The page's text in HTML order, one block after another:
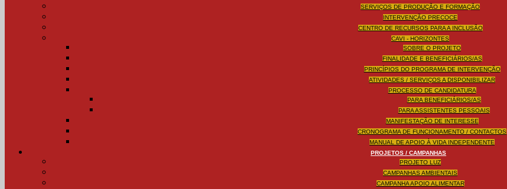
SERVIÇOS DE PRODUÇÃO E FORMAÇÃO
INTERVENÇÃO PRECOCE
CENTRO DE RECURSOS PARA A INCLUSÃO
CAVI - HORIZONTES
SOBRE O PROJETO
FINALIDADE E BENEFICIÁRIOS/AS
PRINCÍPIOS DO PROGRAMA DE INTERVENÇÃO
ATIVIDADES / SERVIÇOS A DISPONIBILIZAR
PROCESSO DE CANDIDATURA
PARA BENEFICIÁRIOS/AS
PARA ASSISTENTES PESSOAIS
MANIFESTAÇÃO DE INTERESSE
CRONOGRAMA DE FUNCIONAMENTO / CONTACTOS
MANUAL DE APOIO À VIDA INDEPENDENTE
PROJETOS / CAMPANHAS
PROJETO LUZ
CAMPANHAS AMBIENTAIS
CAMPANHA APOIO ALIMENTAR